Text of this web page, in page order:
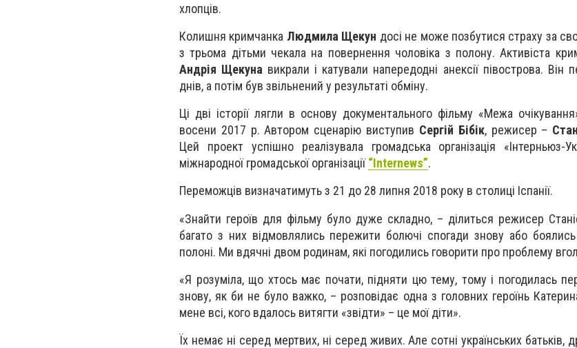
хлопців.
Колишня кримчанка Людмила Щекун досі не може позбутися страху за
з трьома дітьми чекала на повернення чоловіка з полону. Активіста
Андрія Щекуна викрали і катували напередодні анексії півострова. Він
днів, а потім був звільнений у результаті обміну.
Ці дві історії лягли в основу документального фільму «Межа
восени 2017 р. Автором сценарію виступив Сергій Бібік, режисер –
Цей проект успішно реалізувала громадська організація «Інтерньюз-
міжнародної громадської організації“Internews”.
Переможців визначатимуть з 21 до 28 липня 2018 року в столиці Іспанії.
«Знайти героїв для фільму було дуже складно, – ділиться режисер
багато з них відмовлялись пережити болючі спогади знову або
полоні. Ми вдячні двом родинам, які погодились говорити про проблему
«Я розуміла, що хтось має почати, підняти цю тему, тому і погодилась
знову, як би не було важко, – розповідає одна з головних героїнь
мене всі, кого вдалось витягти «звідти» – це мої діти».
Їх немає ні серед мертвих, ні серед живих. Але сотні українських батьків,